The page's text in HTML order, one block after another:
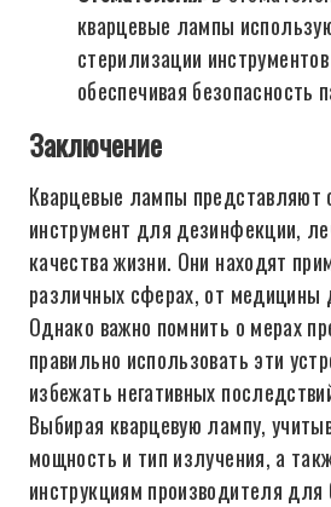
кварцевые лампы
стерилизации
обеспечивая безопасность
Заключение
Кварцевые лампы представляют
инструмент для дезинфекции,
качества жизни. Они находят
различных сферах, от медицины
Однако важно помнить о мерах
правильно использовать эти
избежать негативных
Выбирая кварцевую лампу,
мощность и тип излучения, а
инструкциям производителя для